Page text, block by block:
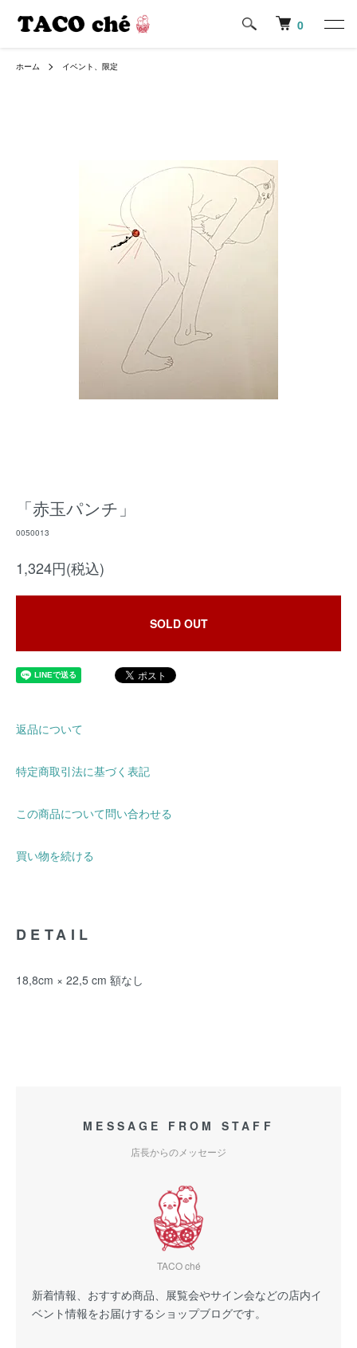
0
ホーム イベント、限定
「赤玉パンチ」
0050013
1,324円(税込)
SOLD OUT
返品について
特定商取引法に基づく表記
この商品について問い合わせる
買い物を続ける
DETAIL
18,8cm × 22,5 cm 額なし
MESSAGE FROM STAFF
店長からのメッセージ
TACO ché
新着情報、おすすめ商品、展覧会やサイン会などの店内イ
ベント情報をお届けするショップブログです。